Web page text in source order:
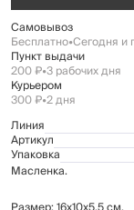
Самовывоз
Бесплатно•Сегодня и
Пункт выдачи
200 ₽•3 рабочих дня
Курьером
300 ₽•2 дня
Линия
Артикул
Упаковка
Масленка.